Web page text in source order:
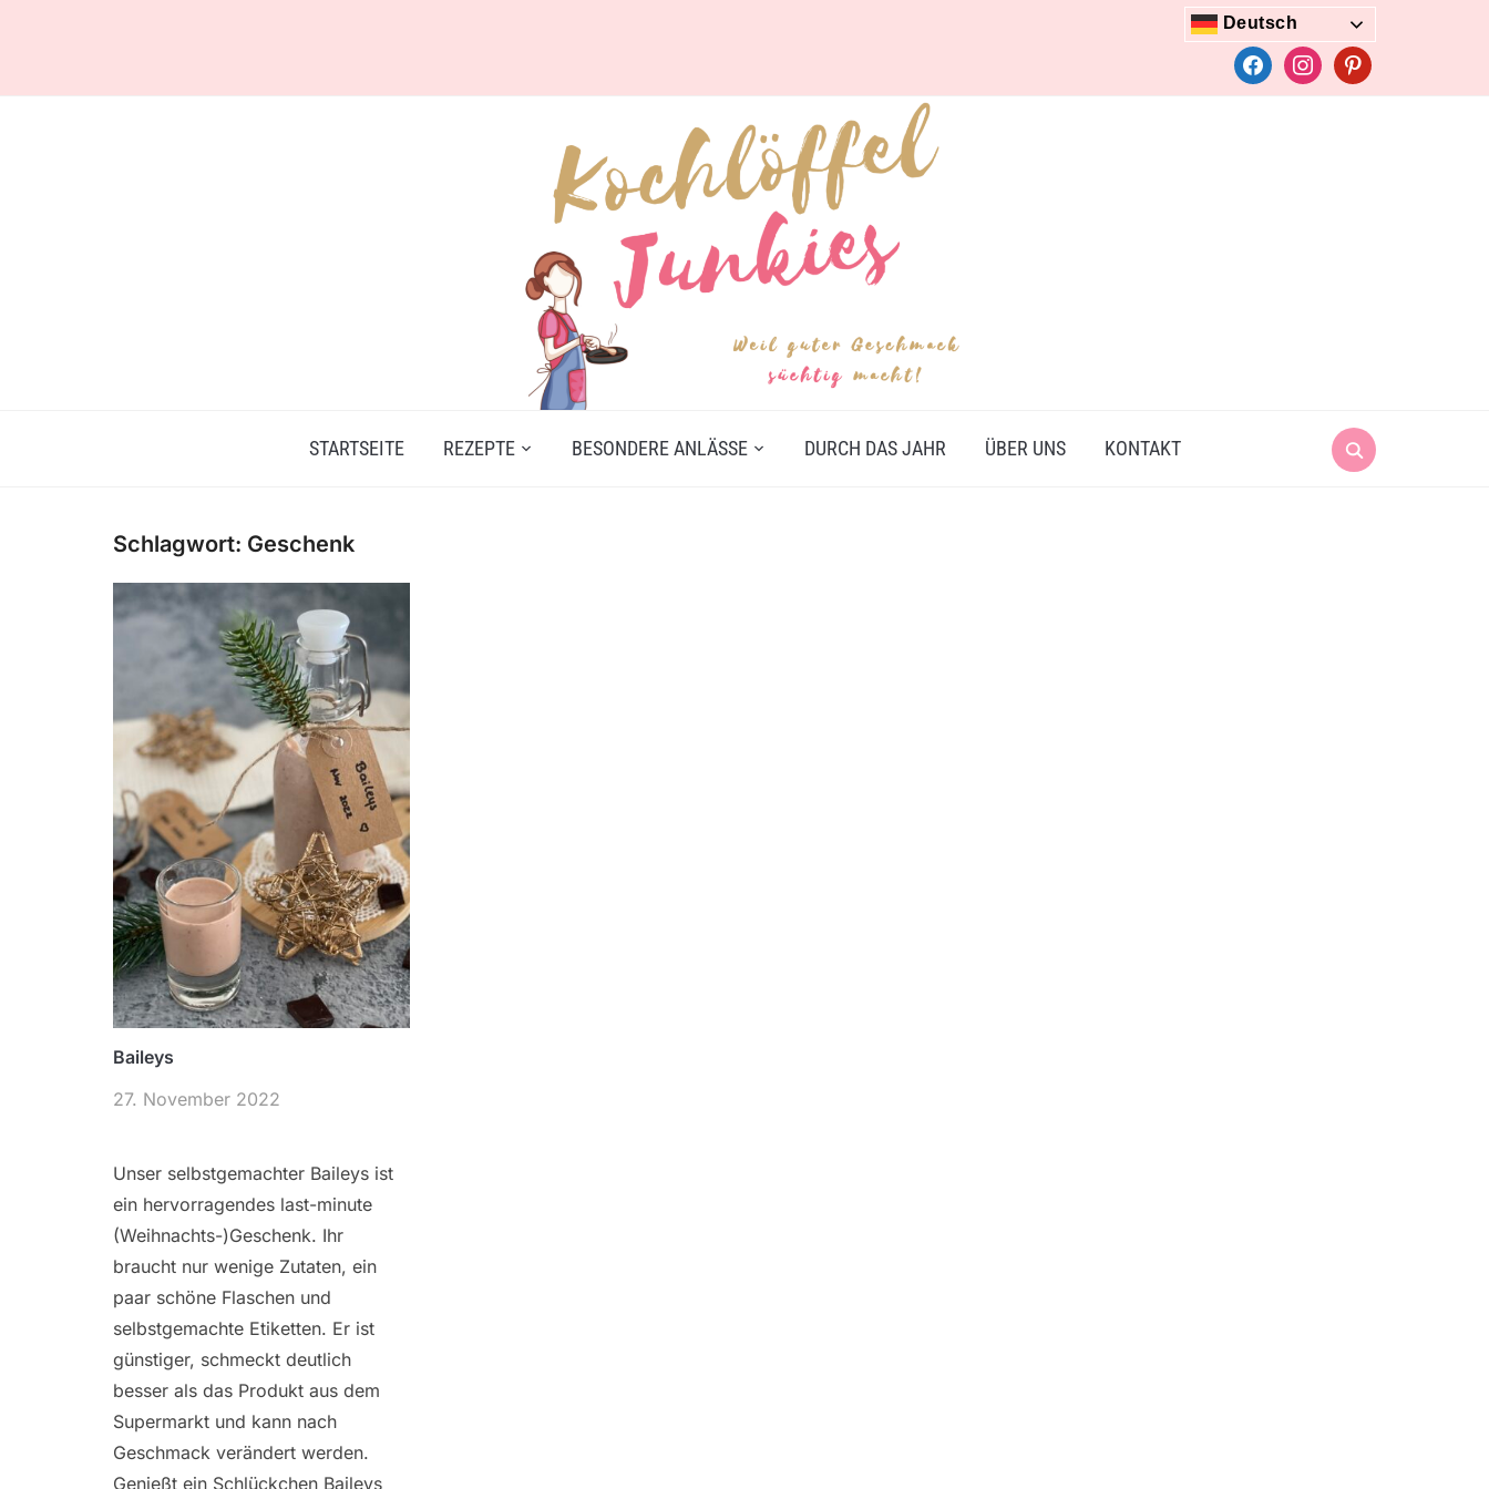
Deutsch
facebookinstagrampinterest
Search
for:
STARTSEITE REZEPTE BESONDERE ANLÄSSE DURCH DAS JAHR ÜBER UNS KONTAKT
Schlagwort: Geschenk
Baileys
27. November 2022
Unser selbstgemachter Baileys ist
ein hervorragendes last-minute
(Weihnachts-)Geschenk. Ihr
braucht nur wenige Zutaten, ein
paar schöne Flaschen und
selbstgemachte Etiketten. Er ist
günstiger, schmeckt deutlich
besser als das Produkt aus dem
Supermarkt und kann nach
Geschmack verändert werden.
Genießt ein Schlückchen Baileys